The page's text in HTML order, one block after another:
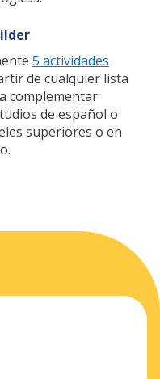
5 actividades
de cualquier lista
complementar
de español o
superiores o en